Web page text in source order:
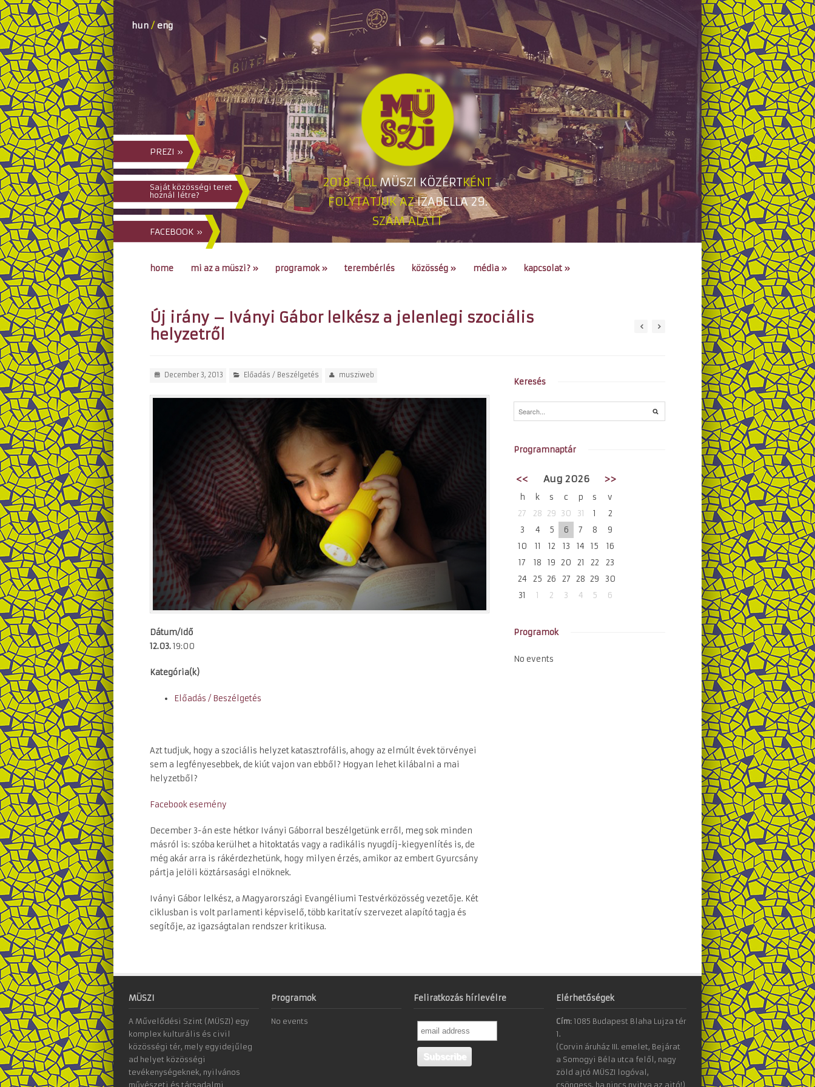
2018-TÓLMÜSZI KÖZÉRTKÉNT
FOLYTATJUK AZIZABELLA 29.
SZÁM ALATT
hun / eng
PREZI »
Saját közösségi teret
hoznál létre?
FACEBOOK »
home mi az a müszi? » programok» terembérlés közösség » média » kapcsolat »
Új irány – Iványi Gábor lelkész a jelenlegi szociális
helyzetről
December 3, 2013 Előadás / Beszélgetés musziweb
Dátum/Idő
12.03.19:00
Kategória(k)
Előadás / Beszélgetés
Azt tudjuk, hogy a szociális helyzet katasztrofális, ahogy az elmúlt évek törvényei
sem a legfényesebbek, de kiút vajon van ebből? Hogyan lehet kilábalni a mai
helyzetből?
Facebook esemény
December 3-án este hétkor Iványi Gáborral beszélgetünk erről, meg sok minden
másról is: szóba kerülhet a hitoktatás vagy a radikális nyugdíj-kiegyenlítés is, de
még akár arra is rákérdezhetünk, hogy milyen érzés, amikor az embert Gyurcsány
pártja jelöli köztársasági elnöknek.
Iványi Gábor lelkész, a Magyarországi Evangéliumi Testvérközösség vezetője. Két
ciklusban is volt parlamenti képviselő, több karitatív szervezet alapító tagja és
segítője, az igazságtalan rendszer kritikusa.
Keresés
Programnaptár
<< Aug 2026 >>
h k s c p s
v
27
28 29 30 31 1
2
3
4 5 6 7 8
9
10
11 12 13 14 15
16
17
18 19 20 21 22
23
24
25 26 27 28 29
30
31
1 2 3 4 5 6
Programok
No events
MÜSZI
A Művelődési Szint (MÜSZI) egy
komplex kulturális és civil
közösségi tér, mely egyidejűleg
ad helyet közösségi
tevékenységeknek, nyilvános
művészeti és társadalmi
Programok
No events
Feliratkozás hírlevélre Elérhetőségek
Cím: 1085 Budapest Blaha Lujza tér
1.
(Corvin áruház III. emelet, Bejárat
a Somogyi Béla utca felől, nagy
zöld ajtó MÜSZI logóval,
csöngess, ha nincs nyitva az ajtó!)